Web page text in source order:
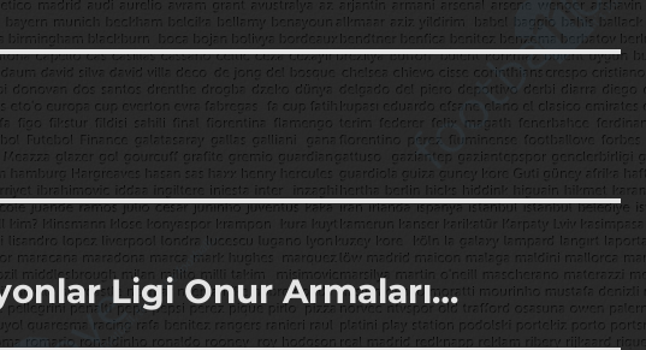
Ligi Onur Armaları…